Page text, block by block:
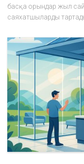
басқа орындар жыл
саяхатшыларды